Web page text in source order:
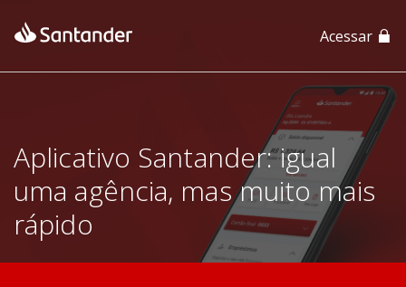
App Santander Acessar
Aplicativo Santander: igual
uma agência, mas muito mais
rápido